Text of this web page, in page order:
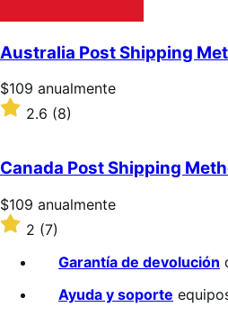
Australia Post Shipping
Precio:
$109/anualmente
$109 anualmente
Valoración:
5
estrellas
2.6 (8)
Canada Post Shipping
Precio:
$109/anualmente
$109 anualmente
Valoración:
2
sobre
estrellas
2 (7)
Garantía de devolución
Ayuda y soporte